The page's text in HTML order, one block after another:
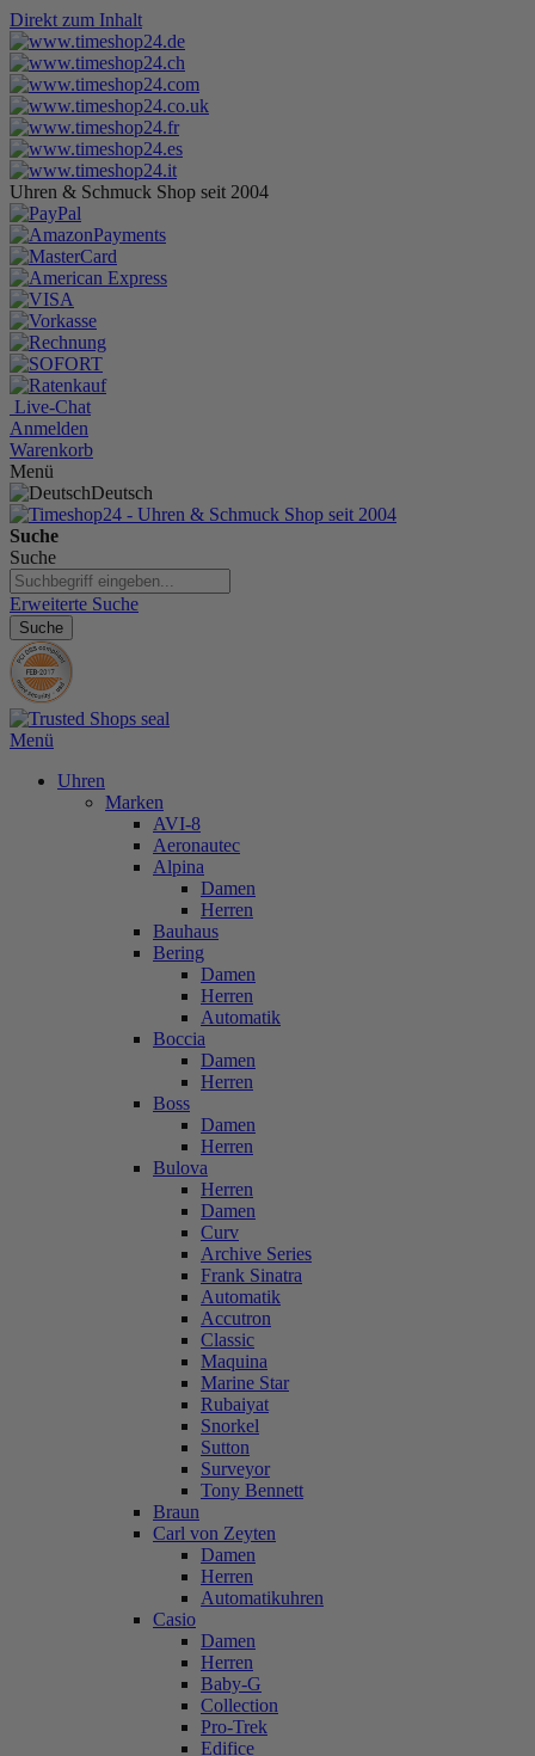
Direkt zum Inhalt
Uhren & Schmuck Shop seit 2004
Live-Chat
Anmelden
Warenkorb
Menü
Deutsch
Suche
Suche
Erweiterte Suche
Suche
Menü
Uhren
Marken
AVI-8
Aeronautec
Alpina
Damen
Herren
Bauhaus
Bering
Damen
Herren
Automatik
Boccia
Damen
Herren
Boss
Damen
Herren
Bulova
Herren
Damen
Curv
Archive Series
Frank Sinatra
Automatik
Accutron
Classic
Maquina
Marine Star
Rubaiyat
Snorkel
Sutton
Surveyor
Tony Bennett
Braun
Carl von Zeyten
Damen
Herren
Automatikuhren
Casio
Damen
Herren
Baby-G
Collection
Pro-Trek
Edifice